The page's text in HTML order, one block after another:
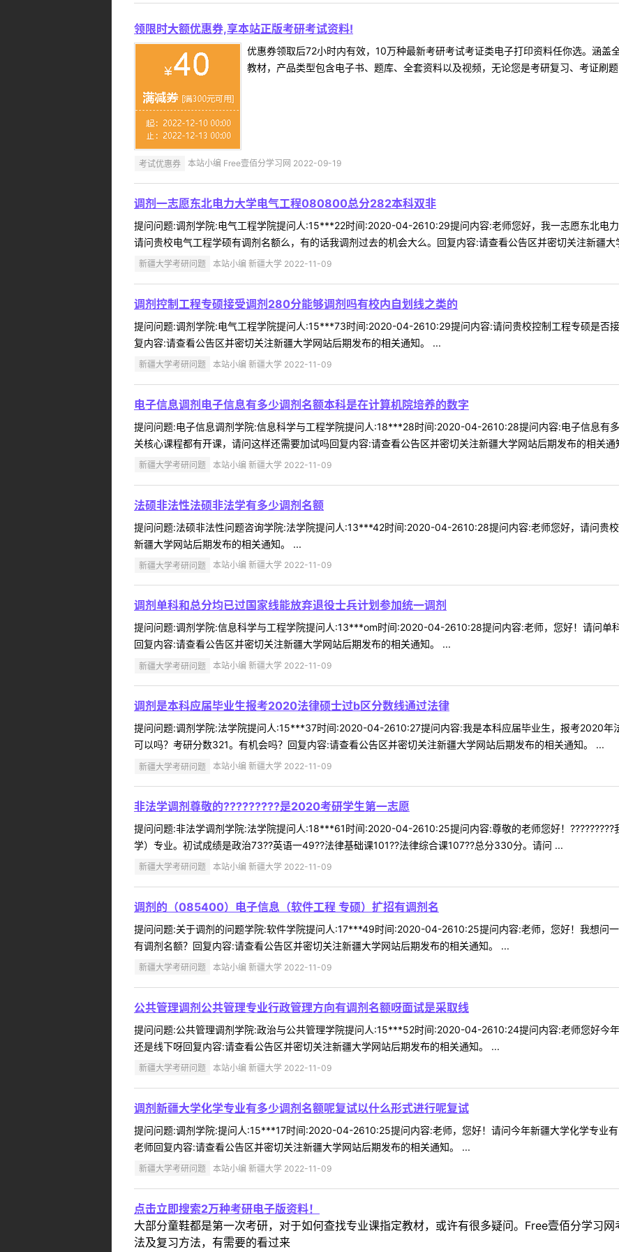
领限时大额优惠券,享本站正版考研考试资料!
优惠券领取后72小时内有效，10万种最新考研考试考证类电子打印资料任你选。涵
教材，产品类型包含电子书、题库、全套资料以及视频，无论您是考研复习、考证刷
考试优惠券 本站小编 Free壹佰分学习网 2022-09-19
调剂一志愿东北电力大学电气工程080800总分282本科双非
提问问题:调剂学院:电气工程学院提问人:15***22时间:2020-04-2610:29提问内容:老师您好，我一志愿东北电
请问贵校电气工程学硕有调剂名额么，有的话我调剂过去的机会大么。回复内容:请查看公告区并密切关注新疆大
新疆大学考研问题 本站小编 新疆大学 2022-11-09
调剂控制工程专硕接受调剂280分能够调剂吗有校内自划线之类的
提问问题:调剂学院:电气工程学院提问人:15***73时间:2020-04-2610:29提问内容:请问贵校控制工程专硕是否
复内容:请查看公告区并密切关注新疆大学网站后期发布的相关通知。 ...
新疆大学考研问题 本站小编 新疆大学 2022-11-09
电子信息调剂电子信息有多少调剂名额本科是在计算机院培养的数字
提问问题:电子信息调剂学院:信息科学与工程学院提问人:18***28时间:2020-04-2610:28提问内容:电子信息有
关核心课程都有开课，请问这样还需要加试吗回复内容:请查看公告区并密切关注新疆大学网站后期发布的相关通
新疆大学考研问题 本站小编 新疆大学 2022-11-09
法硕非法性法硕非法学有多少调剂名额
提问问题:法硕非法性问题咨询学院:法学院提问人:13***42时间:2020-04-2610:28提问内容:老师您好，请问贵
新疆大学网站后期发布的相关通知。 ...
新疆大学考研问题 本站小编 新疆大学 2022-11-09
调剂单科和总分均已过国家线能放弃退役士兵计划参加统一调剂
提问问题:调剂学院:信息科学与工程学院提问人:13***om时间:2020-04-2610:28提问内容:老师，您好！请问单
回复内容:请查看公告区并密切关注新疆大学网站后期发布的相关通知。 ...
新疆大学考研问题 本站小编 新疆大学 2022-11-09
调剂是本科应届毕业生报考2020法律硕士过b区分数线通过法律
提问问题:调剂学院:法学院提问人:15***37时间:2020-04-2610:27提问内容:我是本科应届毕业生，报考2020年
可以吗？考研分数321。有机会吗？回复内容:请查看公告区并密切关注新疆大学网站后期发布的相关通知。 ...
新疆大学考研问题 本站小编 新疆大学 2022-11-09
非法学调剂尊敬的?????????是2020考研学生第一志愿
提问问题:非法学调剂学院:法学院提问人:18***61时间:2020-04-2610:25提问内容:尊敬的老师您好！
学）专业。初试成绩是政治73??英语一49??法律基础课101??法律综合课107??总分330分。请问 ...
新疆大学考研问题 本站小编 新疆大学 2022-11-09
调剂的（085400）电子信息（软件工程 专硕）扩招有调剂名
提问问题:关于调剂的问题学院:软件学院提问人:17***49时间:2020-04-2610:25提问内容:老师，您好！我想问
有调剂名额？回复内容:请查看公告区并密切关注新疆大学网站后期发布的相关通知。 ...
新疆大学考研问题 本站小编 新疆大学 2022-11-09
公共管理调剂公共管理专业行政管理方向有调剂名额呀面试是采取线
提问问题:公共管理调剂学院:政治与公共管理学院提问人:15***52时间:2020-04-2610:24提问内容:老师您好今
还是线下呀回复内容:请查看公告区并密切关注新疆大学网站后期发布的相关通知。 ...
新疆大学考研问题 本站小编 新疆大学 2022-11-09
调剂新疆大学化学专业有多少调剂名额呢复试以什么形式进行呢复试
提问问题:调剂学院:提问人:15***17时间:2020-04-2610:25提问内容:老师，您好！请问今年新疆大学化学专业
老师回复内容:请查看公告区并密切关注新疆大学网站后期发布的相关通知。 ...
新疆大学考研问题 本站小编 新疆大学 2022-11-09
点击立即搜索2万种考研电子版资料！
大部分童鞋都是第一次考研，对于如何查找专业课指定教材，或许有很多疑问。Free壹佰分学习
法及复习方法，有需要的看过来